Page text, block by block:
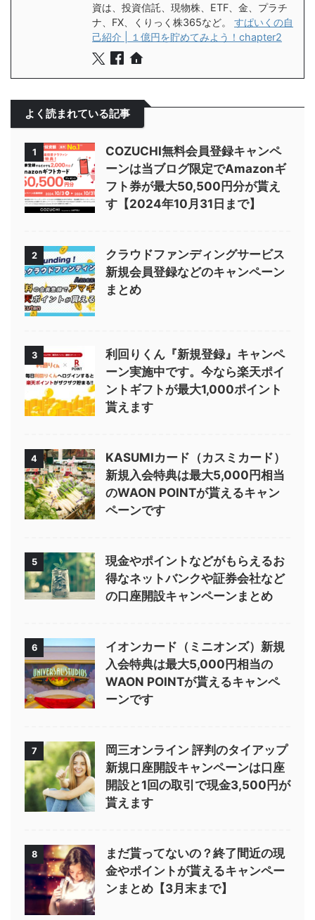
資は、投資信託、現物株、ETF、金、プラチ
ナ、FX、くりっく株365など。 すぱいくの自
己紹介 | １億円を貯めてみよう！chapter2
よく読まれている記事
1
COZUCHI無料会員登録キャンペ
ーンは当ブログ限定でAmazonギ
フト券が最大50,500円分が貰え
す【2024年10月31日まで】
2
クラウドファンディングサービス
新規会員登録などのキャンペーン
まとめ
3
利回りくん『新規登録』キャンペ
ーン実施中です。今なら楽天ポイ
ントギフトが最大1,000ポイント
貰えます
4
KASUMIカード（カスミカード）
新規入会特典は最大5,000円相当
のWAON POINTが貰えるキャン
ペーンです
5
現金やポイントなどがもらえるお
得なネットバンクや証券会社など
の口座開設キャンペーンまとめ
6
イオンカード（ミニオンズ）新規
入会特典は最大5,000円相当の
WAON POINTが貰えるキャンペ
ーンです
7
岡三オンライン 評判のタイアップ
新規口座開設キャンペーンは口座
開設と1回の取引で現金3,500円が
貰えます
8
まだ貰ってないの？終了間近の現
金やポイントが貰えるキャンペー
ンまとめ【3月末まで】